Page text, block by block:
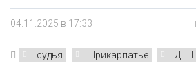
04.11.2025 в 17:33
судья Прикарпатье ДТП